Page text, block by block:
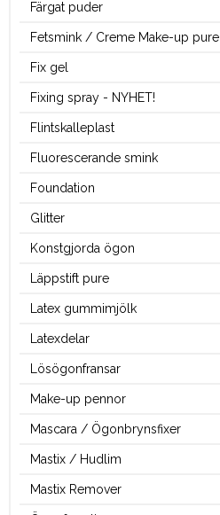
Färgat puder
Fetsmink / Creme Make-up pure
Fix gel
Fixing spray - NYHET!
Flintskalleplast
Fluorescerande smink
Foundation
Glitter
Konstgjorda ögon
Läppstift pure
Latex gummimjölk
Latexdelar
Lösögonfransar
Make-up pennor
Mascara / Ögonbrynsfixer
Mastix / Hudlim
Mastix Remover